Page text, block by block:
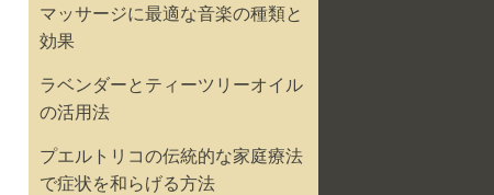
マッサージに最適な音楽の種類と
効果
ラベンダーとティーツリーオイル
の活用法
プエルトリコの伝統的な家庭療法
で症状を和らげる方法